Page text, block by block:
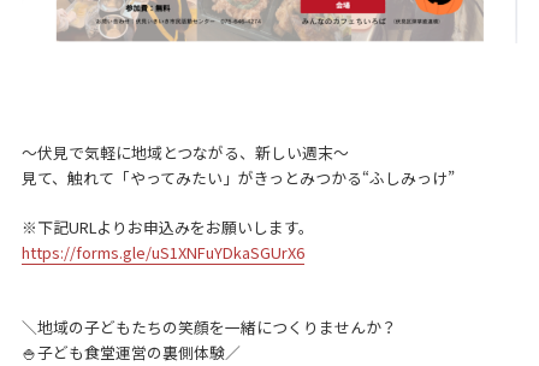
～伏見で気軽に地域とつながる、新しい週末～
見て、触れて「やってみたい」がきっとみつかる“ふしみっけ”
※下記URLよりお申込みをお願いします。
https://forms.gle/uS1XNFuYDkaSGUrX6
＼地域の子どもたちの笑顔を一緒につくりませんか？
🍚子ども食堂運営の裏側体験／